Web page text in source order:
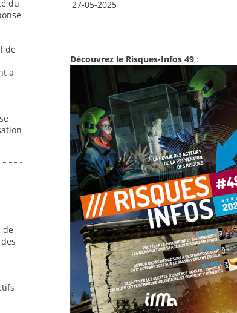
du
de
a
de
27-05-2025
Découvrez le Risques-Infos 49 :